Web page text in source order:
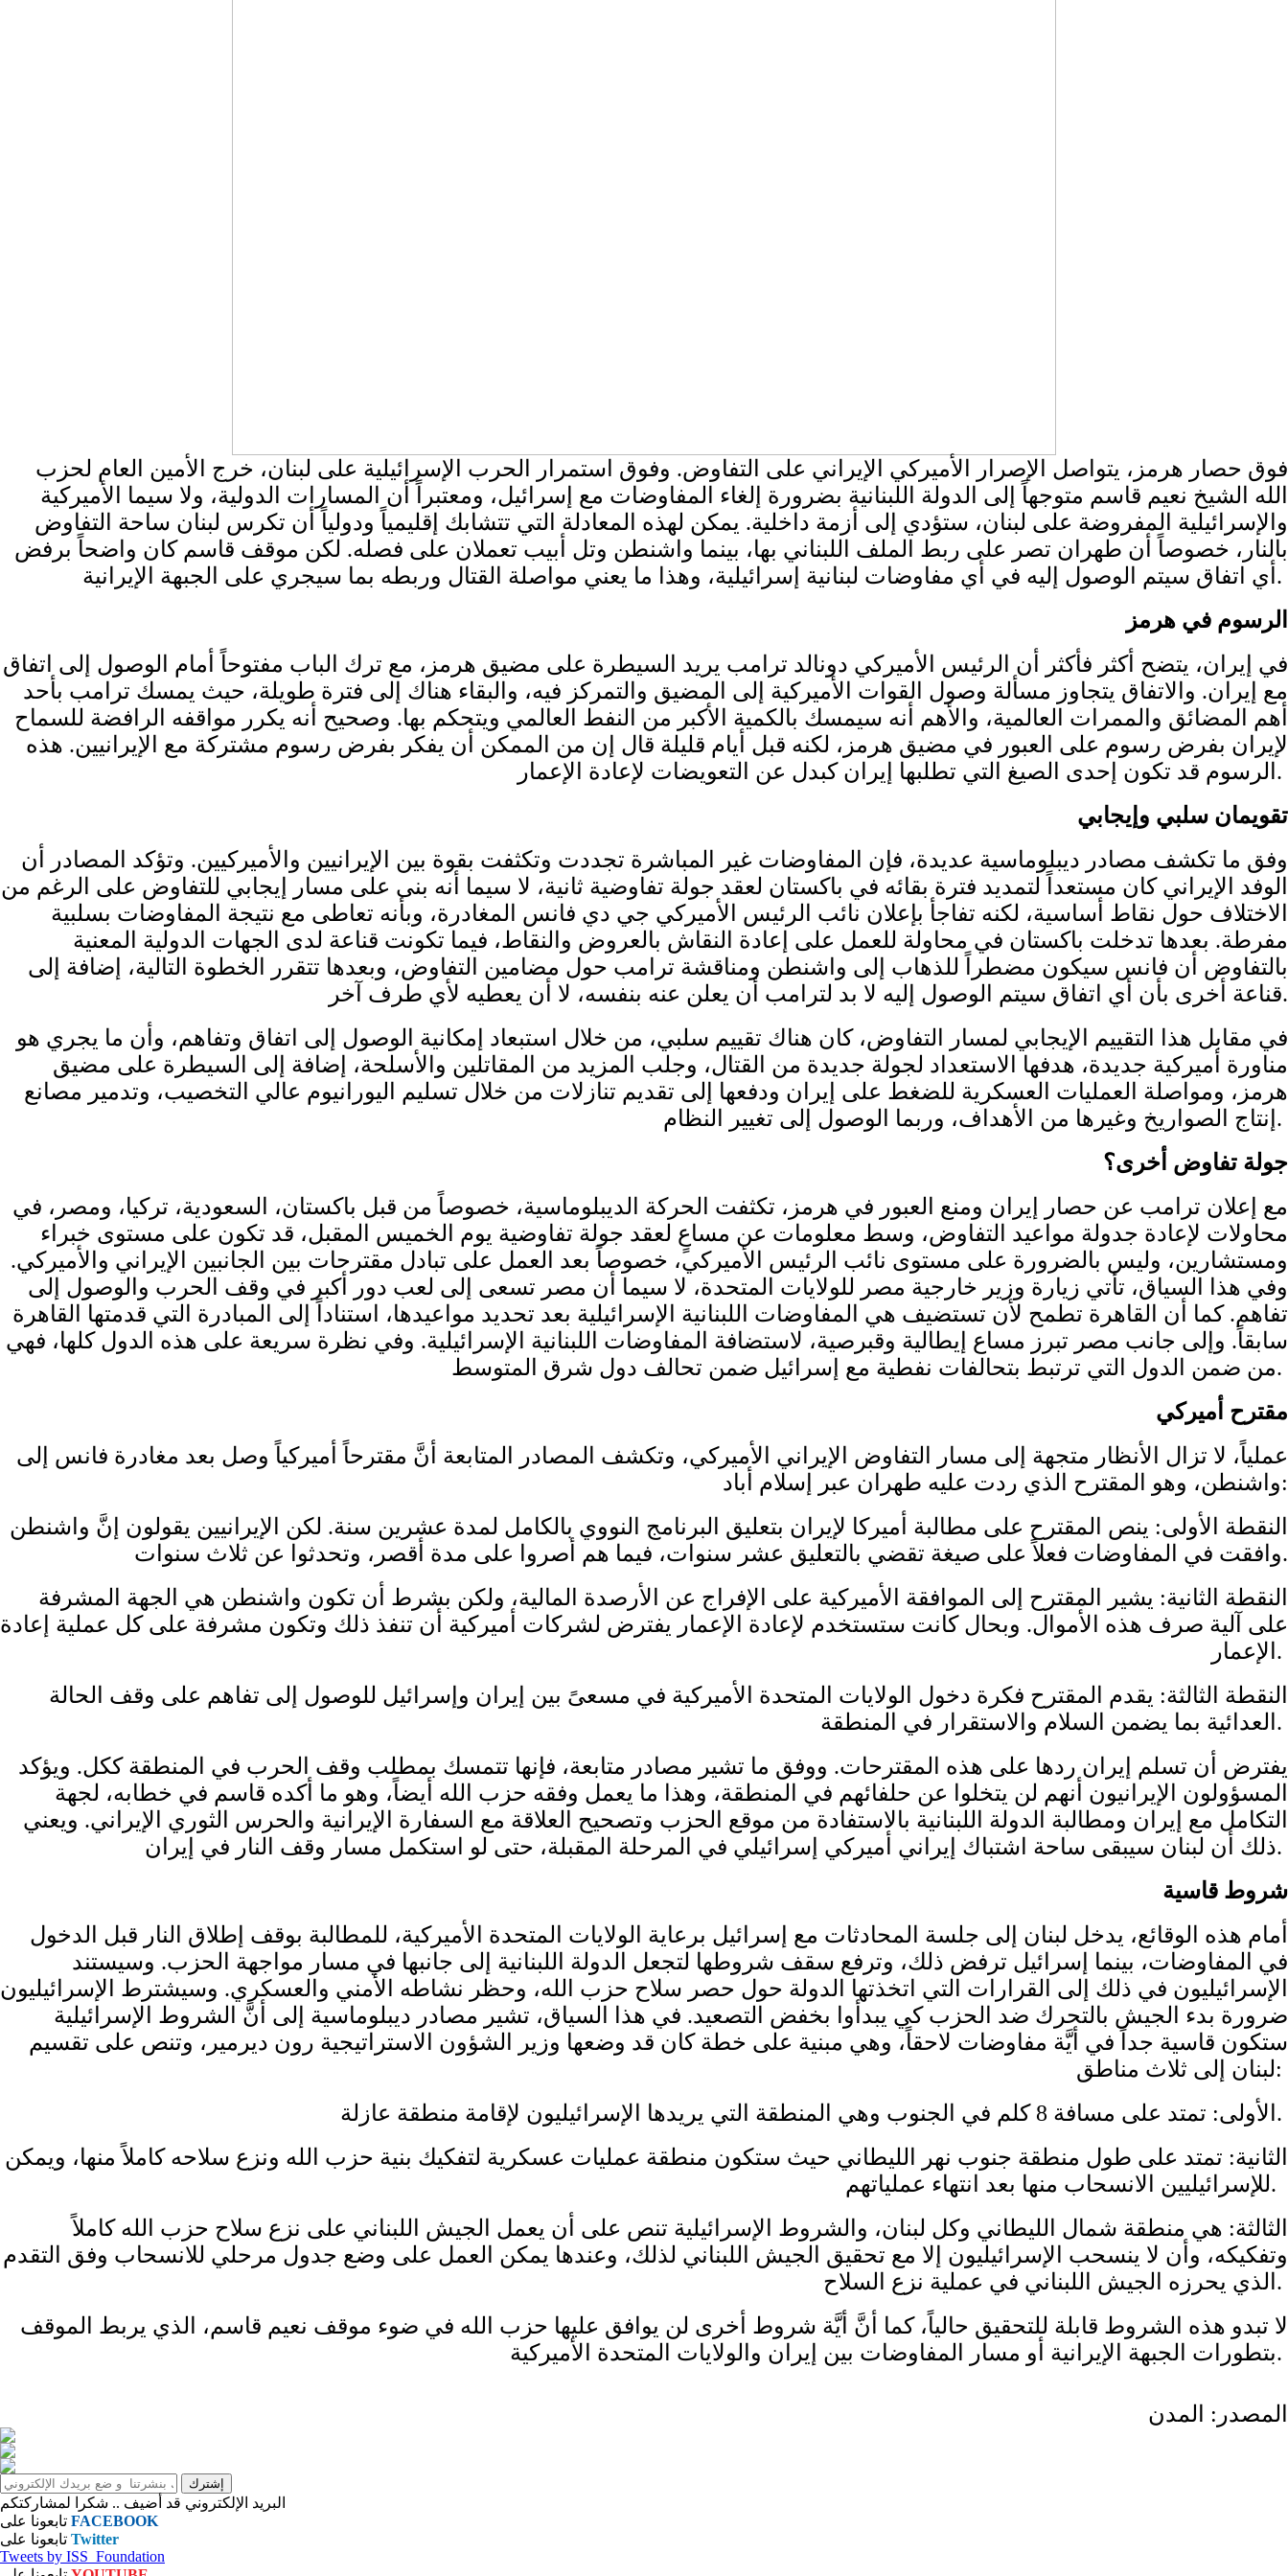
فوق حصار هرمز، يتواصل الإصرار الأميركي الإيراني على التفاوض. وفوق استمرار الحرب الإسرائيلية على لبنان، خرج الأمين العام لحزب
الله الشيخ نعيم قاسم متوجهاً إلى الدولة اللبنانية بضرورة إلغاء المفاوضات مع إسرائيل، ومعتبراً أن المسارات الدولية، ولا سيما الأميركية
والإسرائيلية المفروضة على لبنان، ستؤدي إلى أزمة داخلية. يمكن لهذه المعادلة التي تتشابك إقليمياً ودولياً أن تكرس لبنان ساحة التفاوض
بالنار، خصوصاً أن طهران تصر على ربط الملف اللبناني بها، بينما واشنطن وتل أبيب تعملان على فصله. لكن موقف قاسم كان واضحاً برفض
أي اتفاق سيتم الوصول إليه في أي مفاوضات لبنانية إسرائيلية، وهذا ما يعني مواصلة القتال وربطه بما سيجري على الجبهة الإيرانية.
الرسوم في هرمز
في إيران، يتضح أكثر فأكثر أن الرئيس الأميركي دونالد ترامب يريد السيطرة على مضيق هرمز، مع ترك الباب مفتوحاً أمام الوصول إلى اتفاق
مع إيران. والاتفاق يتجاوز مسألة وصول القوات الأميركية إلى المضيق والتمركز فيه، والبقاء هناك إلى فترة طويلة، حيث يمسك ترامب بأحد
أهم المضائق والممرات العالمية، والأهم أنه سيمسك بالكمية الأكبر من النفط العالمي ويتحكم بها. وصحيح أنه يكرر مواقفه الرافضة للسماح
لإيران بفرض رسوم على العبور في مضيق هرمز، لكنه قبل أيام قليلة قال إن من الممكن أن يفكر بفرض رسوم مشتركة مع الإيرانيين. هذه
الرسوم قد تكون إحدى الصيغ التي تطلبها إيران كبدل عن التعويضات لإعادة الإعمار.
تقويمان سلبي وإيجابي
وفق ما تكشف مصادر ديبلوماسية عديدة، فإن المفاوضات غير المباشرة تجددت وتكثفت بقوة بين الإيرانيين والأميركيين. وتؤكد المصادر أن
الوفد الإيراني كان مستعداً لتمديد فترة بقائه في باكستان لعقد جولة تفاوضية ثانية، لا سيما أنه بنى على مسار إيجابي للتفاوض على الرغم من
الاختلاف حول نقاط أساسية، لكنه تفاجأ بإعلان نائب الرئيس الأميركي جي دي فانس المغادرة، وبأنه تعاطى مع نتيجة المفاوضات بسلبية
مفرطة. بعدها تدخلت باكستان في محاولة للعمل على إعادة النقاش بالعروض والنقاط، فيما تكونت قناعة لدى الجهات الدولية المعنية
بالتفاوض أن فانس سيكون مضطراً للذهاب إلى واشنطن ومناقشة ترامب حول مضامين التفاوض، وبعدها تتقرر الخطوة التالية، إضافة إلى
قناعة أخرى بأن أي اتفاق سيتم الوصول إليه لا بد لترامب أن يعلن عنه بنفسه، لا أن يعطيه لأي طرف آخر.
في مقابل هذا التقييم الإيجابي لمسار التفاوض، كان هناك تقييم سلبي، من خلال استبعاد إمكانية الوصول إلى اتفاق وتفاهم، وأن ما يجري هو
مناورة أميركية جديدة، هدفها الاستعداد لجولة جديدة من القتال، وجلب المزيد من المقاتلين والأسلحة، إضافة إلى السيطرة على مضيق
هرمز، ومواصلة العمليات العسكرية للضغط على إيران ودفعها إلى تقديم تنازلات من خلال تسليم اليورانيوم عالي التخصيب، وتدمير مصانع
إنتاج الصواريخ وغيرها من الأهداف، وربما الوصول إلى تغيير النظام.
جولة تفاوض أخرى؟
مع إعلان ترامب عن حصار إيران ومنع العبور في هرمز، تكثفت الحركة الديبلوماسية، خصوصاً من قبل باكستان، السعودية، تركيا، ومصر، في
محاولات لإعادة جدولة مواعيد التفاوض، وسط معلومات عن مساعٍ لعقد جولة تفاوضية يوم الخميس المقبل، قد تكون على مستوى خبراء
ومستشارين، وليس بالضرورة على مستوى نائب الرئيس الأميركي، خصوصاً بعد العمل على تبادل مقترحات بين الجانبين الإيراني والأميركي.
وفي هذا السياق، تأتي زيارة وزير خارجية مصر للولايات المتحدة، لا سيما أن مصر تسعى إلى لعب دور أكبر في وقف الحرب والوصول إلى
تفاهم. كما أن القاهرة تطمح لأن تستضيف هي المفاوضات اللبنانية الإسرائيلية بعد تحديد مواعيدها، استناداً إلى المبادرة التي قدمتها القاهرة
سابقاً. وإلى جانب مصر تبرز مساع إيطالية وقبرصية، لاستضافة المفاوضات اللبنانية الإسرائيلية. وفي نظرة سريعة على هذه الدول كلها، فهي
من ضمن الدول التي ترتبط بتحالفات نفطية مع إسرائيل ضمن تحالف دول شرق المتوسط.
مقترح أميركي
عملياً، لا تزال الأنظار متجهة إلى مسار التفاوض الإيراني الأميركي، وتكشف المصادر المتابعة أنَّ مقترحاً أميركياً وصل بعد مغادرة فانس إلى
واشنطن، وهو المقترح الذي ردت عليه طهران عبر إسلام أباد:
النقطة الأولى: ينص المقترح على مطالبة أميركا لإيران بتعليق البرنامج النووي بالكامل لمدة عشرين سنة. لكن الإيرانيين يقولون إنَّ واشنطن
وافقت في المفاوضات فعلاً على صيغة تقضي بالتعليق عشر سنوات، فيما هم أصروا على مدة أقصر، وتحدثوا عن ثلاث سنوات.
النقطة الثانية: يشير المقترح إلى الموافقة الأميركية على الإفراج عن الأرصدة المالية، ولكن بشرط أن تكون واشنطن هي الجهة المشرفة
على آلية صرف هذه الأموال. وبحال كانت ستستخدم لإعادة الإعمار يفترض لشركات أميركية أن تنفذ ذلك وتكون مشرفة على كل عملية إعادة
الإعمار.
النقطة الثالثة: يقدم المقترح فكرة دخول الولايات المتحدة الأميركية في مسعىً بين إيران وإسرائيل للوصول إلى تفاهم على وقف الحالة
العدائية بما يضمن السلام والاستقرار في المنطقة.
يفترض أن تسلم إيران ردها على هذه المقترحات. ووفق ما تشير مصادر متابعة، فإنها تتمسك بمطلب وقف الحرب في المنطقة ككل. ويؤكد
المسؤولون الإيرانيون أنهم لن يتخلوا عن حلفائهم في المنطقة، وهذا ما يعمل وفقه حزب الله أيضاً، وهو ما أكده قاسم في خطابه، لجهة
التكامل مع إيران ومطالبة الدولة اللبنانية بالاستفادة من موقع الحزب وتصحيح العلاقة مع السفارة الإيرانية والحرس الثوري الإيراني. ويعني
ذلك أن لبنان سيبقى ساحة اشتباك إيراني أميركي إسرائيلي في المرحلة المقبلة، حتى لو استكمل مسار وقف النار في إيران.
شروط قاسية
أمام هذه الوقائع، يدخل لبنان إلى جلسة المحادثات مع إسرائيل برعاية الولايات المتحدة الأميركية، للمطالبة بوقف إطلاق النار قبل الدخول
في المفاوضات، بينما إسرائيل ترفض ذلك، وترفع سقف شروطها لتجعل الدولة اللبنانية إلى جانبها في مسار مواجهة الحزب. وسيستند
الإسرائيليون في ذلك إلى القرارات التي اتخذتها الدولة حول حصر سلاح حزب الله، وحظر نشاطه الأمني والعسكري. وسيشترط الإسرائيليون
ضرورة بدء الجيش بالتحرك ضد الحزب كي يبدأوا بخفض التصعيد. في هذا السياق، تشير مصادر ديبلوماسية إلى أنَّ الشروط الإسرائيلية
ستكون قاسية جداً في أيَّة مفاوضات لاحقاً، وهي مبنية على خطة كان قد وضعها وزير الشؤون الاستراتيجية رون ديرمير، وتنص على تقسيم
لبنان إلى ثلاث مناطق:
الأولى: تمتد على مسافة 8 كلم في الجنوب وهي المنطقة التي يريدها الإسرائيليون لإقامة منطقة عازلة.
الثانية: تمتد على طول منطقة جنوب نهر الليطاني حيث ستكون منطقة عمليات عسكرية لتفكيك بنية حزب الله ونزع سلاحه كاملاً منها، ويمكن
للإسرائيليين الانسحاب منها بعد انتهاء عملياتهم.
الثالثة: هي منطقة شمال الليطاني وكل لبنان، والشروط الإسرائيلية تنص على أن يعمل الجيش اللبناني على نزع سلاح حزب الله كاملاً
وتفكيكه، وأن لا ينسحب الإسرائيليون إلا مع تحقيق الجيش اللبناني لذلك، وعندها يمكن العمل على وضع جدول مرحلي للانسحاب وفق التقدم
الذي يحرزه الجيش اللبناني في عملية نزع السلاح.
لا تبدو هذه الشروط قابلة للتحقيق حالياً، كما أنَّ أيَّة شروط أخرى لن يوافق عليها حزب الله في ضوء موقف نعيم قاسم، الذي يربط الموقف
بتطورات الجبهة الإيرانية أو مسار المفاوضات بين إيران والولايات المتحدة الأميركية.
المصدر: المدن
البريد الإلكتروني قد أضيف .. شكرا لمشاركتكم
FACEBOOK
Twitter
Tweets by ISS_Foundation